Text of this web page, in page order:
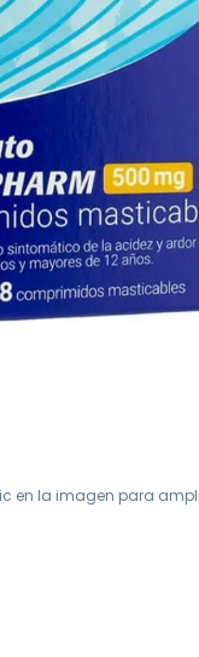
en la imagen para